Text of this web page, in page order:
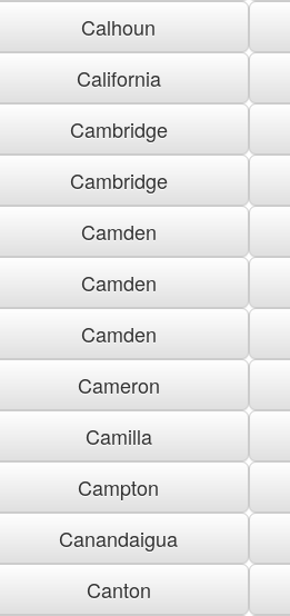
Calhoun
California
Cambridge
Cambridge
Camden
Camden
Camden
Cameron
Camilla
Campton
Canandaigua
Canton